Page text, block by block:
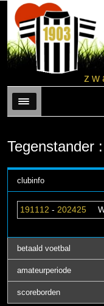
Menu
Tegenstander
clubinfo
191112 - 202425
betaald voetbal
amateurperiode
scoreborden